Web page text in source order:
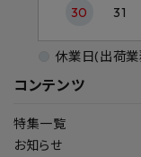
コンテンツ
特集一覧
お知らせ
30 31
休業日(出荷業